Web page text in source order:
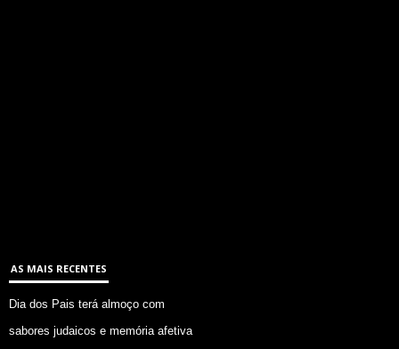
AS MAIS RECENTES
Dia dos Pais terá almoço com
sabores judaicos e memória afetiva